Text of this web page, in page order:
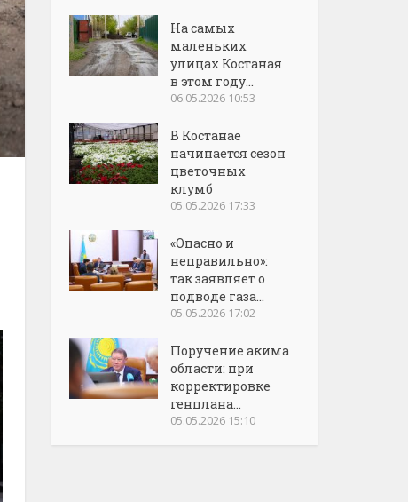
На самых
маленьких
улицах Костаная
в этом году...
06.05.2026 10:53
В Костанае
начинается сезон
цветочных
клумб
05.05.2026 17:33
«Опасно и
неправильно»:
так заявляет о
подводе газа...
05.05.2026 17:02
Поручение акима
области: при
корректировке
генплана...
05.05.2026 15:10